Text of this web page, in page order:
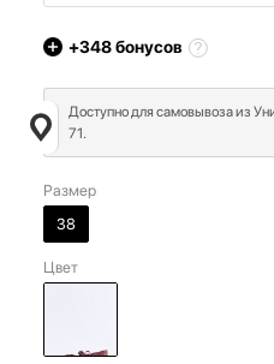
+348бонусов
Доступно для самовывоза из
71.
Размер
38
Цвет